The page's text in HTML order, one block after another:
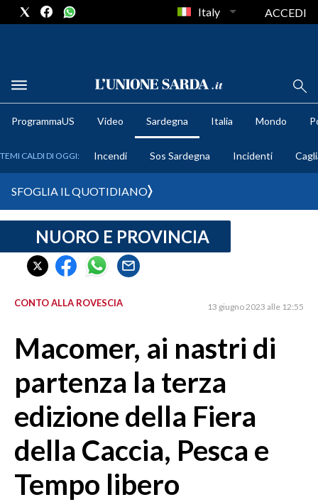
METEO
CRONACA SARDEGNA
CAGLIARI
SULCIS IGLESIENTE
ORISTANO E PROVINCIA
GALLURA
NUORO E PROVINCIA
OGLIASTRA
AGENDA
CRONACA
Italy ACCEDI
ProgrammaUS Video Sardegna Italia Mondo
TEMI CALDI DI OGGI: Incendi Sos Sardegna Incidenti
SFOGLIA IL QUOTIDIANO
NUORO E PROVINCIA
CONTO ALLA ROVESCIA 13 giugno 2023 alle 12:55
Macomer, ai nastri di
partenza la terza
edizione della Fiera
della Caccia, Pesca e
Tempo libero